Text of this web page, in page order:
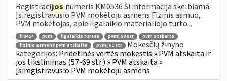
Registracijos numeris KM0536 Ši informacija skelbiama:
Įsiregistravusio PVM mokėtoju asmens Fizinis asmuo,
PVM mokėtojas, apie ilgalaikio materialiojo turto...
fr0457 pvm ilgalaikis turtas pvmį 58 str
pvm atskaita
fizinio asmens pvm atskaita
pvmį 61 str
Mokesčių žinyno
kategorijos: Pridėtinės vertės mokestis » PVM atskaita ir
jos tikslinimas (57-69 str.) » PVM atskaita »
Įsiregistravusio PVM mokėtoju asmens